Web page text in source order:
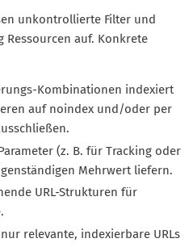
unkontrollierte Filter und
Ressourcen auf. Konkrete
Kombinationen indexiert
auf noindex und/oder per
(z. B. für Tracking oder
Mehrwert liefern.
URL-Strukturen für
relevante, indexierbare URLs